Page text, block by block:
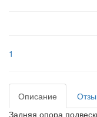
1
Описание
Задняя опора